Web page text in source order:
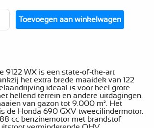
9122 WX is een state-of-the-art
het extra brede maaidek van 122
ideaal is voor heel grote
hellend terrein en andere uitdagingen.
van gazon tot 9.000 m². Het
de Honda 690 GXV tweecilindermotor.
cc benzinemotor met brandstof